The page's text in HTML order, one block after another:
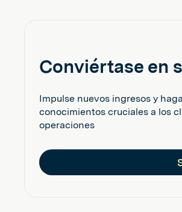
Conviértase en
Impulse nuevos ingresos y
conocimientos cruciales a los
operaciones